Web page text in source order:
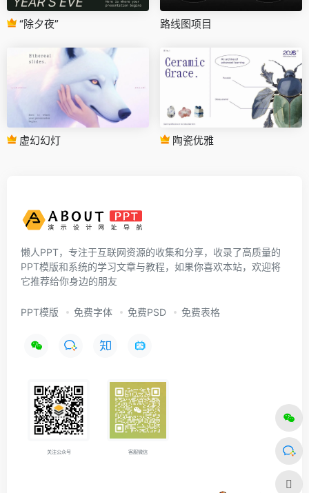
“除夕夜” 路线图项目
虚幻幻灯 陶瓷优雅
懒人PPT，专注于互联网资源的收集和分享，收录了高质量的
PPT模版和系统的学习文章与教程，如果你喜欢本站，欢迎将
它推荐给你身边的朋友
PPT模版 免费字体 免费PSD 免费表格
关注公众号 客服微信